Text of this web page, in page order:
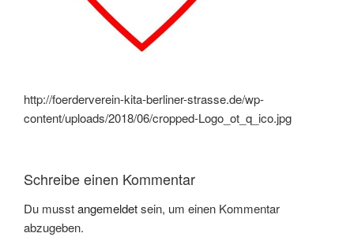
http://foerderverein-kita-berliner-strasse.de/wp-
content/uploads/2018/06/cropped-Logo_ot_q_ico.jpg
Schreibe einen Kommentar
Du musstangemeldetsein, um einen Kommentar
abzugeben.